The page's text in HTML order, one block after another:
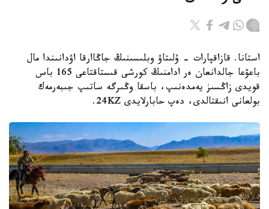
استانا. قازاقپارات - ۇلىتاۋ وبلىسىنىڭ جاڭاارقا اۋدانىندا مال
باعۋعا جالدانعان ەر ادامنىڭ كورشى قىستاقتاعى 165 باس
قويدى زاڭسىز يەمدەنىپ، باسقا وڭىرگە ساتىپ جىبەرمەك
بولعانى انىقتالدى، دەپ حابارلايدى 24KZ.